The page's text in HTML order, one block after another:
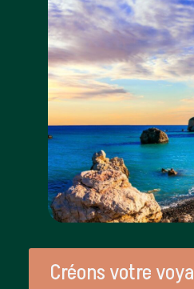
Créons votre